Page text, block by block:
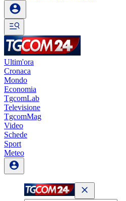
Ultim'ora
Cronaca
Mondo
Economia
TgcomLab
Televisione
TgcomMag
Video
Schede
Sport
Meteo